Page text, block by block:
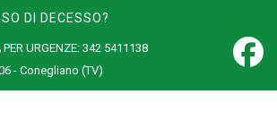
DI DECESSO?
PER URGENZE: 342 5411138
- Conegliano (TV)